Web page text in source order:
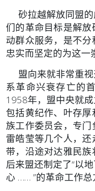
砂拉越解放同盟的
们的革命目标是解放
动群众服务，是不分
忠实而坚定的为这一
盟向来就非常重视
系革命兴衰存亡的
1958年，盟中央就
包括黄纪作、叶存
族工作委员会，专门
雷皓莹等几个人，还
带，沿途对达雅民
后来盟还制定了“以
心 …… ”的革命工作总